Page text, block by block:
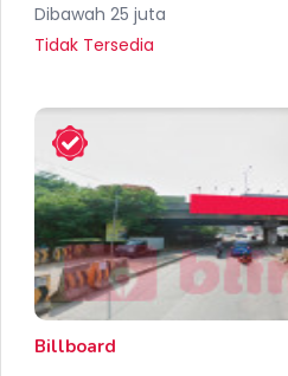
Dibawah 25 juta
Tidak Tersedia
Billboard